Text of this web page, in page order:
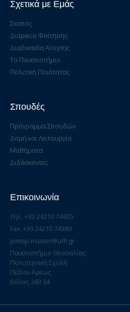
Σχετικά με Εμάς
Σκοπός
Διάρκεια Φοίτησης
Διαδικασία Αίτησης
Το Πανεπιστήμιο
Πολιτική Ποιότητας
Σπουδές
Πρόγραμμα Σπουδών
Δομή και Λειτουργία
Μαθήματα
Διδάσκοντες
Επικοινωνία
Τηλ. +30 24210 74455
Fax. +30 24210 74380
pmtsp-master@uth.gr
Πανεπιστήμιο Θεσσαλίας
Πολυτεχνική Σχολή
Πεδίον Άρεως
Βόλος 383 34